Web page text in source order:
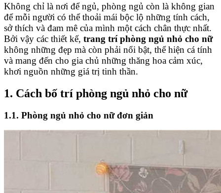
Không chỉ là nơi để ngủ, phòng ngủ còn là không gian
để mỗi người có thể thoải mái bộc lộ những tính cách,
sở thích và đam mê của mình một cách chân thực nhất.
Bởi vậy các thiết kế, trang trí phòng ngủ nhỏ cho nữ
không những đẹp mà còn phải nổi bật, thể hiện cá tính
và mang đến cho gia chủ những thăng hoa cảm xúc,
khơi nguồn những giá trị tinh thần.
1. Cách bố trí phòng ngủ nhỏ cho nữ
1.1. Phòng ngủ nhỏ cho nữ đơn giản